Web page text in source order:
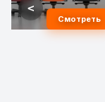
Смотреть
<